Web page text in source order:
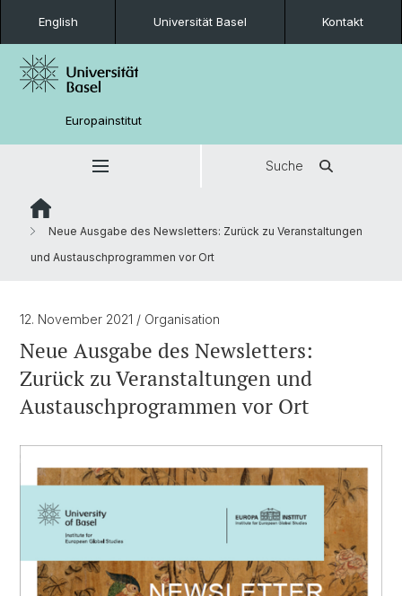
English Universität Basel Kontakt
Europainstitut
Suche
Neue Ausgabe des Newsletters: Zurück zu Veranstaltungen
und Austauschprogrammen vor Ort
12. November 2021 / Organisation
Neue Ausgabe des Newsletters:
Zurück zu Veranstaltungen und
Austauschprogrammen vor Ort